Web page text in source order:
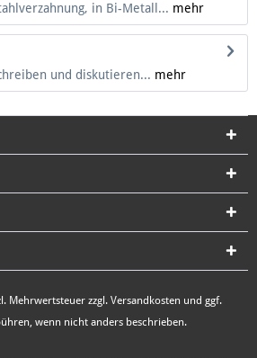
in Bi-Metall... mehr
und diskutieren... mehr
Mehrwertsteuer zzgl. Versandkosten und ggf.
wenn nicht anders beschrieben.